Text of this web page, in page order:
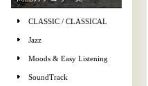
CLASSIC / CLASSICAL
Jazz
Moods & Easy Listening
SoundTrack